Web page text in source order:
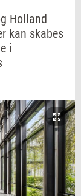
Holland
kan skabes
i